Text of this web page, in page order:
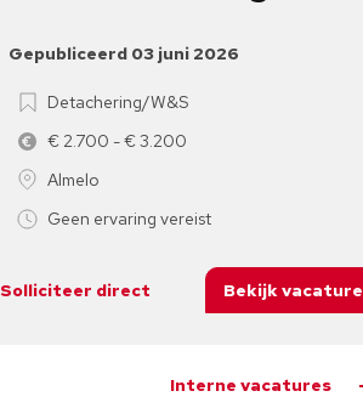
Gepubliceerd 03 juni 2026
Detachering/W&S
€ 2.700 - € 3.200
Almelo
Geen ervaring vereist
Solliciteer direct Bekijk vacature
Interne vacatures